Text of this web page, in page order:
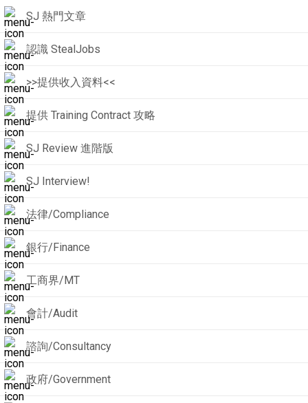
SJ 熱門文章
認識 StealJobs
>>提供收入資料<<
提供 Training Contract 攻略
SJ Review 進階版
SJ Interview!
法律/Compliance
銀行/Finance
工商界/MT
會計/Audit
諮詢/Consultancy
政府/Government